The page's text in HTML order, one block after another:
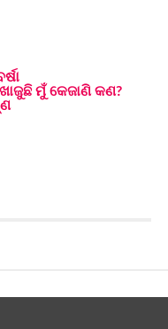
ମୁଁ କେଜାଣି କଣ?